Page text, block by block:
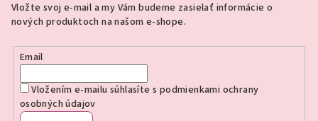
Vložte svoj e-mail a my Vám budeme zasielať informácie o
nových produktoch na našom e-shope.
Email
Vložením e-mailu súhlasíte s podmienkami ochrany
osobných údajov